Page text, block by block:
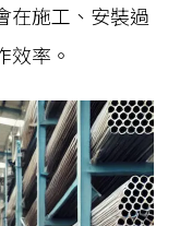
在施工、安裝過
效率。